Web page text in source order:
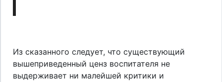
Из сказанного следует, что существующий
вышеприведенный ценз воспитателя не
выдерживает ни малейшей критики и